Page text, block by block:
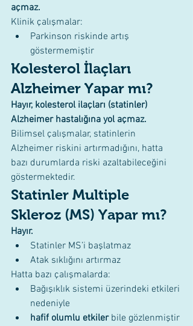
açmaz.
Klinik çalışmalar:
Parkinson riskinde artış
göstermemiştir
Kolesterol İlaçları
Alzheimer Yapar mı?
Hayır, kolesterol ilaçları (statinler)
Alzheimer hastalığına yol açmaz.
Bilimsel çalışmalar, statinlerin
Alzheimer riskini artırmadığını, hatta
bazı durumlarda riski azaltabileceğini
göstermektedir.
Statinler Multiple
Skleroz (MS) Yapar mı?
Hayır.
Statinler MS’i başlatmaz
Atak sıklığını artırmaz
Hatta bazı çalışmalarda:
Bağışıklık sistemi üzerindeki etkileri
nedeniyle
hafif olumlu etkiler bile gözlenmiştir